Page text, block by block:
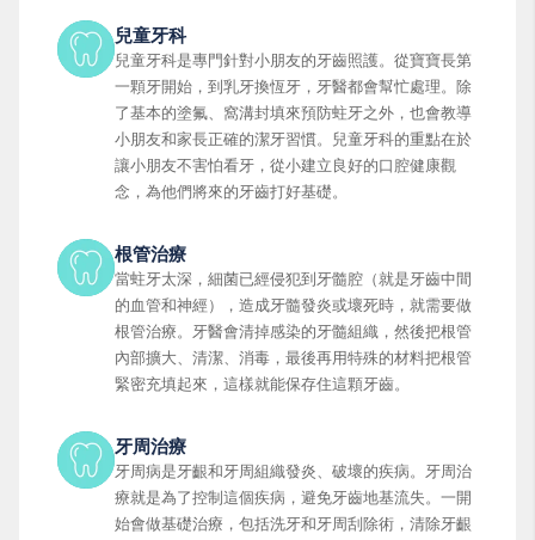
兒童牙科
兒童牙科是專門針對小朋友的牙齒照護。從寶寶長第
一顆牙開始，到乳牙換恆牙，牙醫都會幫忙處理。除
了基本的塗氟、窩溝封填來預防蛀牙之外，也會教導
小朋友和家長正確的潔牙習慣。兒童牙科的重點在於
讓小朋友不害怕看牙，從小建立良好的口腔健康觀
念，為他們將來的牙齒打好基礎。
根管治療
當蛀牙太深，細菌已經侵犯到牙髓腔（就是牙齒中間
的血管和神經），造成牙髓發炎或壞死時，就需要做
根管治療。牙醫會清掉感染的牙髓組織，然後把根管
內部擴大、清潔、消毒，最後再用特殊的材料把根管
緊密充填起來，這樣就能保存住這顆牙齒。
牙周治療
牙周病是牙齦和牙周組織發炎、破壞的疾病。牙周治
療就是為了控制這個疾病，避免牙齒地基流失。一開
始會做基礎治療，包括洗牙和牙周刮除術，清除牙齦